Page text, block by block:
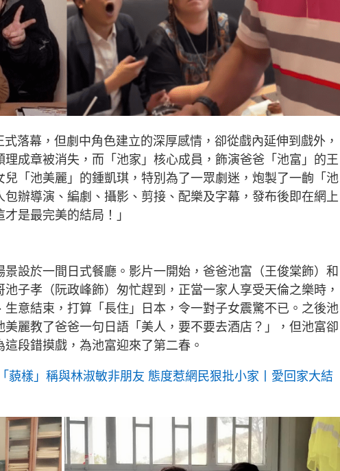
落幕，但劇中角色建立的深厚感情，卻從戲內延伸到戲外，
成章被消失，而「池家」核心成員，飾演爸爸「池富」的王
「池美麗」的鍾凱琪，特別為了一眾劇迷，炮製了一齣「池
辦導演、編劇、攝影、剪接、配樂及字幕，發布後即在網上
是最完美的結局！」
設於一間日式餐廳。影片一開始，爸爸池富（王俊棠飾）和
子孝（阮政峰飾）匆忙趕到，正當一家人享受天倫之樂時，
意結束，打算「長住」日本，令一對子女震驚不已。之後池
麗教了爸爸一句日語「美人，要不要去酒店？」，但池富卻
段錯摸戲，為池富迎來了第二春。
藐樣」稱與林淑敏非朋友 態度惹網民狠批小家丨愛回家大結